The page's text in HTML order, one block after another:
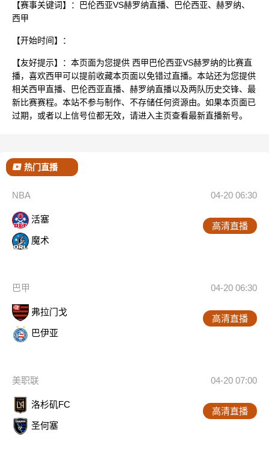
【赛事关键词】：巴伦西亚VS赫罗纳直播、巴伦西亚、赫罗纳、
西甲
【开始时间】：
【友好提示】：本页面为您提供 西甲巴伦西亚VS赫罗纳的比赛直
播，喜欢西甲可以提前收藏本页面以免错过直播。本站还为您提供
相关西甲直播、巴伦西亚直播、赫罗纳直播以及两队历史交锋、最
新比赛赛程。本站不参与制作、不存储任何资源由。如果本页面已
过期，或者以上信号位都无效，请进入主页查看最新直播新号。
热门直播
NBA 04-20 06:30
活塞
魔术
高清直播
巴甲 04-20 06:30
弗拉门戈
巴伊亚
高清直播
美职联 04-20 07:00
洛杉矶FC
圣何塞
高清直播